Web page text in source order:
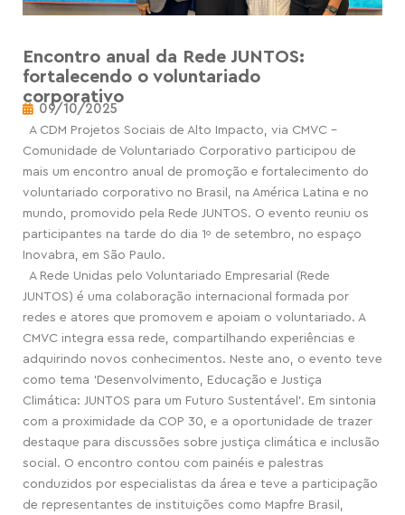
Encontro anual da Rede JUNTOS:
fortalecendo o voluntariado
corporativo
09/10/2025
A CDM Projetos Sociais de Alto Impacto, via CMVC –
Comunidade de Voluntariado Corporativo participou de
mais um encontro anual de promoção e fortalecimento do
voluntariado corporativo no Brasil, na América Latina e no
mundo, promovido pela Rede JUNTOS. O evento reuniu os
participantes na tarde do dia 1º de setembro, no espaço
Inovabra, em São Paulo.
A Rede Unidas pelo Voluntariado Empresarial (Rede
JUNTOS) é uma colaboração internacional formada por
redes e atores que promovem e apoiam o voluntariado. A
CMVC integra essa rede, compartilhando experiências e
adquirindo novos conhecimentos. Neste ano, o evento teve
como tema ‘Desenvolvimento, Educação e Justiça
Climática: JUNTOS para um Futuro Sustentável’. Em sintonia
com a proximidade da COP 30, e a oportunidade de trazer
destaque para discussões sobre justiça climática e inclusão
social. O encontro contou com painéis e palestras
conduzidos por especialistas da área e teve a participação
de representantes de instituições como Mapfre Brasil,